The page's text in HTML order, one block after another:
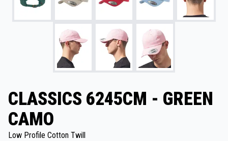
CLASSICS 6245CM - GREEN
CAMO
Low Profile Cotton Twill